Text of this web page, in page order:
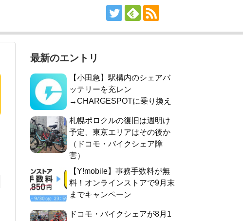
最新のエントリ
【小田急】駅構内のシェアバ
ッテリーを充レン
→CHARGESPOTに乗り換え
札幌ポロクルの復旧は週明け
予定、東京エリアはその後か
（ドコモ・バイクシェア障
害）
【Y!mobile】事務手数料が無
料！オンラインストアで9月末
までキャンペーン
ドコモ・バイクシェアが8月1